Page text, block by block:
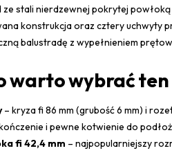
ze stali nierdzewnej pokrytej
konstrukcja oraz cztery uchwyty
balustradę z wypełnieniem
warto wybrać
– kryza fi 86 mm (grubość 6 mm) i
i pewne kotwienie do
fi 42,4 mm – najpopularniejszy